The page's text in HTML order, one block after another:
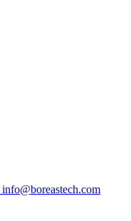
info@boreastech.com